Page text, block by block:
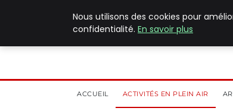
ACCUEIL ACTIVITÉS EN PLEIN AIR
Nous utilisons des cookies pour
confidentialité. En savoir plus